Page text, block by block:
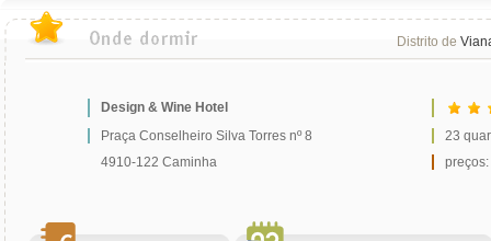
Distrito de
Design & Wine Hotel
Praça Conselheiro Silva Torres nº 8
23
4910-122 Caminha